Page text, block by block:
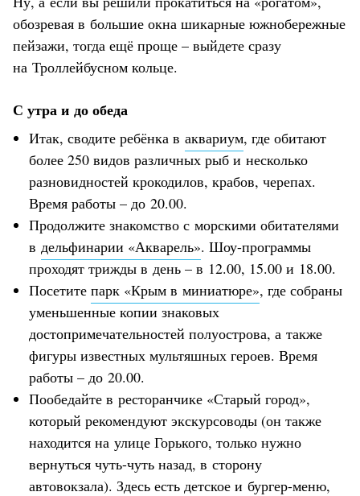
обозревая в большие окна шикарные южнобережные
пейзажи, тогда ещё проще – выйдете сразу
на Троллейбусном кольце.
С утра и до обеда
Итак, сводите ребёнка в аквариум, где обитают
более 250 видов различных рыб и несколько
разновидностей крокодилов, крабов, черепах.
Время работы – до 20.00.
Продолжите знакомство с морскими обитателями
в дельфинарии «Акварель». Шоу-программы
проходят трижды в день – в 12.00, 15.00 и 18.00.
Посетите парк «Крым в миниатюре», где собраны
уменьшенные копии знаковых
достопримечательностей полуострова, а также
фигуры известных мультяшных героев. Время
работы – до 20.00.
Пообедайте в ресторанчике «Старый город»,
который рекомендуют экскурсоводы (он также
находится на улице Горького, только нужно
вернуться чуть-чуть назад, в сторону
автовокзала). Здесь есть детское и бургер-меню,